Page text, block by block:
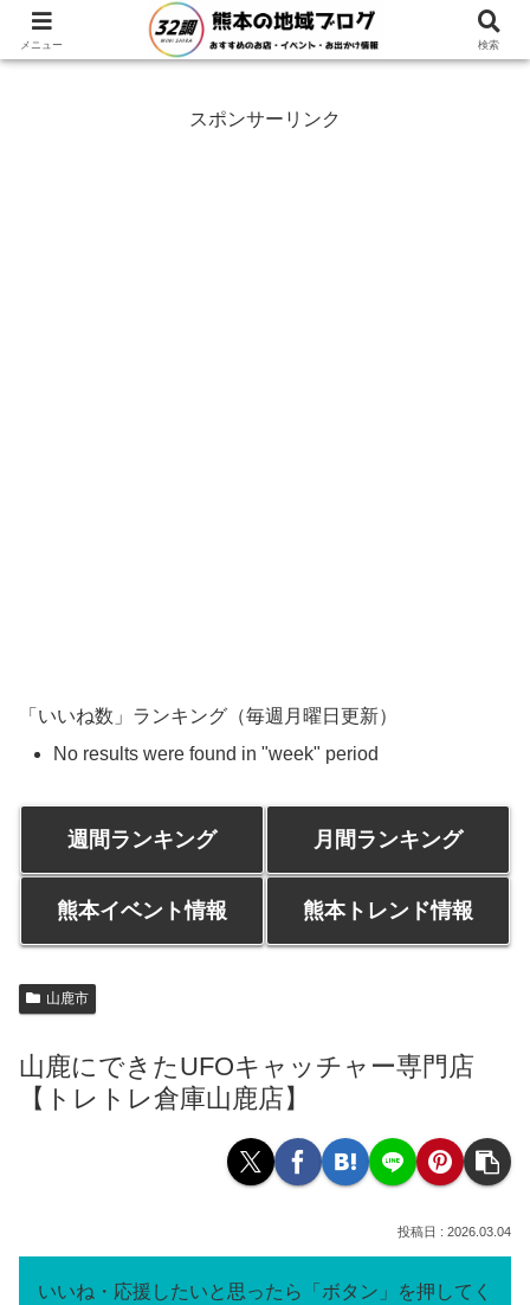
ホーム 熊本県 山鹿市
スポンサーリンク
「いいね数」ランキング（毎週月曜日更新）
No results were found in "week" period
週間ランキング 月間ランキング
熊本イベント情報 熊本トレンド情報
山鹿市
山鹿にできたUFOキャッチャー専門店
【トレトレ倉庫山鹿店】
2026.03.04
メニュー 検索